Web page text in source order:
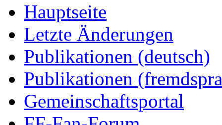
Hauptseite
Letzte Änderungen
Publikationen (deutsch)
Publikationen
Gemeinschaftsportal